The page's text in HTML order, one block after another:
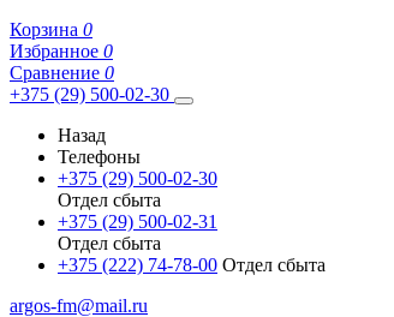
Корзина 0
Избранное 0
Сравнение 0
+375 (29) 500-02-30
Назад
Телефоны
+375 (29) 500-02-30
Отдел сбыта
+375 (29) 500-02-31
Отдел сбыта
+375 (222) 74-78-00 Отдел сбыта
argos-fm@mail.ru